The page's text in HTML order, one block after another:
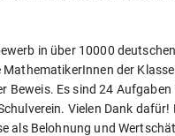
in über 10000
der
Es sind 24 Aufgaben
Vielen Dank
als Belohnung und